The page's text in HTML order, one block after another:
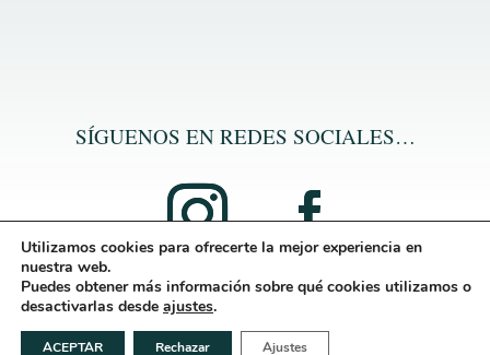
SÍGUENOS EN REDES SOCIALES…
Utilizamos cookies para ofrecerte la mejor experiencia en
nuestra web.
Puedes obtener más información sobre qué cookies utilizamos o
desactivarlas desde ajustes.
ACEPTAR Rechazar Ajustes